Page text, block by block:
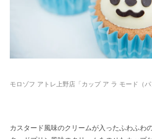
モロゾフ アトレ上野店「カップ ア ラ モード（パ
カスタード風味のクリームが入ったふわふわ